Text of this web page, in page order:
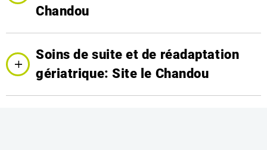
Chandou
Soins de suite et de réadaptation
gériatrique: Site le Chandou